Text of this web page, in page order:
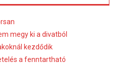
megy ki a divatból
kezdődik
a fenntartható